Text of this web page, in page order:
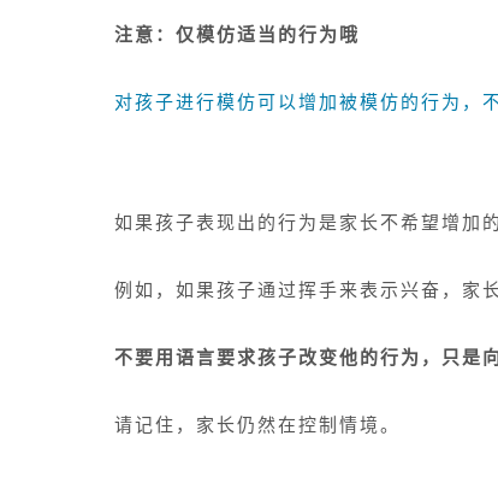
注意：仅模仿适当的行为哦
对孩子进行模仿可以增加被模仿的行为，
如果孩子表现出的行为是家长不希望增加
例如，如果孩子通过挥手来表示兴奋，家
不要用语言要求孩子改变他的行为，只是
请记住，家长仍然在控制情境。